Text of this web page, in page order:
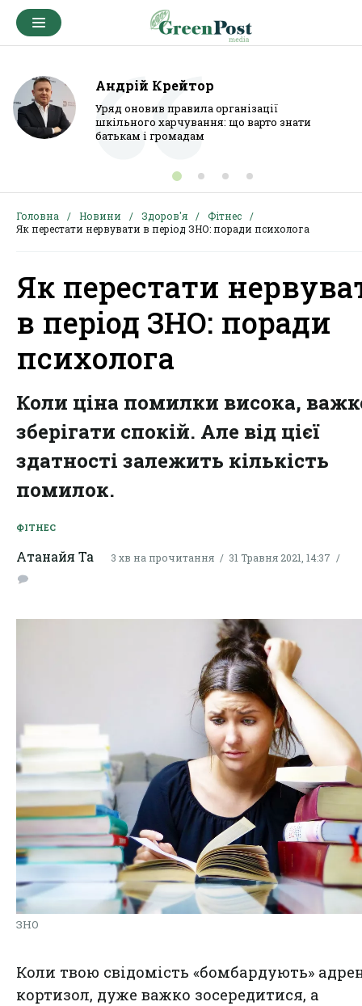
Андрій Крейтор
Уряд оновив правила організації
шкільного харчування: що варто знати
батькам і громадам
Головна Новини Здоров'я
Фітнес
Як перестати нервувати в період ЗНО: поради психолога
Як перестати
в період ЗНО: поради
психолога
Коли ціна помилки висока,
зберігати спокій. Але від цієї
здатності залежить кількість
помилок.
ФІТНЕС
Атанайя Та 3 хв на прочитання 31 Травня 2021, 14:37
ЗНО
Коли твою свідомість «бомбардують»
кортизол, дуже важко зосередитися, а